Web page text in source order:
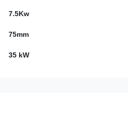
7.5Kw
75mm
35 kW